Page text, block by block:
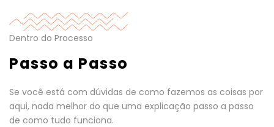
Dentro do Processo
Passo a Passo
Se você está com dúvidas de como fazemos as coisas por
aqui, nada melhor do que uma explicação passo a passo
de como tudo funciona.